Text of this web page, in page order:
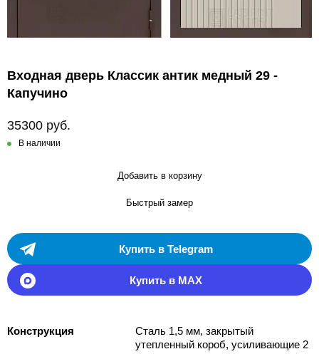
Входная дверь Классик антик медный 29 -
Капучино
35300 руб.
В наличии
Добавить в корзину
Быстрый замер
Купить в Telegram
Купить в MAX
Конструкция
Сталь 1,5 мм, закрытый
утепленный короб, усиливающие 2